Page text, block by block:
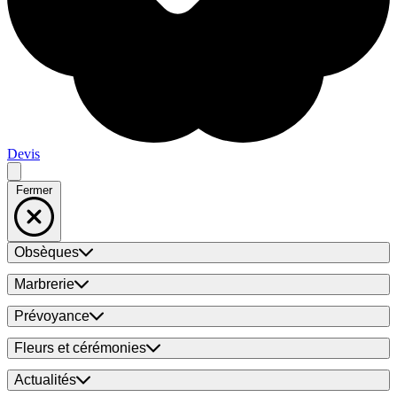
Devis
Fermer
Obsèques
Marbrerie
Prévoyance
Fleurs et cérémonies
Actualités